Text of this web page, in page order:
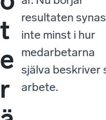
t
e
r
resultaten
inte minst i hur
medarbetarna
själva beskriver
arbete.